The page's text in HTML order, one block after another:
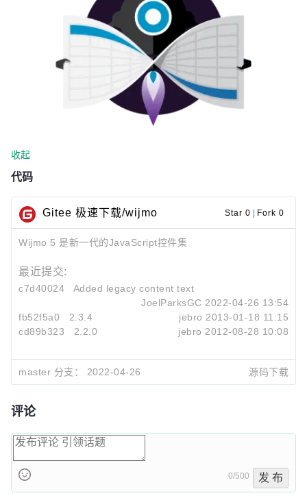
收起
代码
Gitee 极速下载/wijmo Star 0 | Fork 0
Wijmo 5 是新一代的JavaScript控件集
最近提交:
c7d40024
Added legacy content text
JoelParksGC 2022-04-26 13:54
fb52f5a0
2.3.4 jebro 2013-01-18 11:15
cd89b323
2.2.0 jebro 2012-08-28 10:08
master 分支： 2022-04-26 源码下载
评论
0/500 发 布